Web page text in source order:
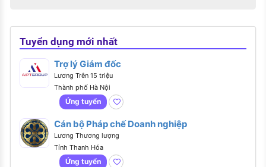
Tuyển dụng mới nhất
Trợ lý Giám đốc
Lương Trên 15 triệu
Thành phố Hà Nội
Ứng tuyển
Cán bộ Pháp chế Doanh nghiệp
Lương Thương lượng
Tỉnh Thanh Hóa
Ứng tuyển